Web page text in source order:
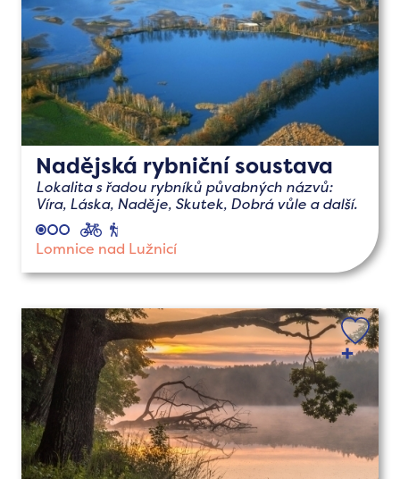
Nadějská rybniční soustava
Lokalita s řadou rybníků půvabných názvů:
Víra, Láska, Naděje, Skutek, Dobrá vůle a další.
cyklo
Lomnice nad Lužnicí